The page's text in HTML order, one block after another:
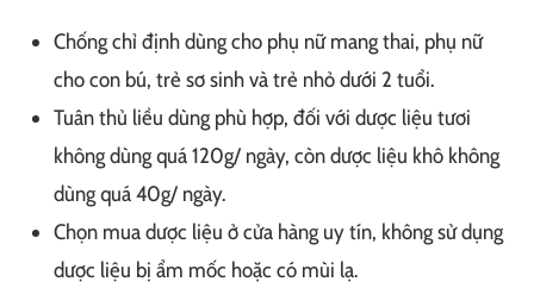
Chống chỉ định dùng cho phụ nữ mang thai, phụ nữ
cho con bú, trẻ sơ sinh và trẻ nhỏ dưới 2 tuổi.
Tuân thủ liều dùng phù hợp, đối với dược liệu tươi
không dùng quá 120g/ ngày, còn dược liệu khô không
dùng quá 40g/ ngày.
Chọn mua dược liệu ở cửa hàng uy tín, không sử dụng
dược liệu bị ẩm mốc hoặc có mùi lạ.